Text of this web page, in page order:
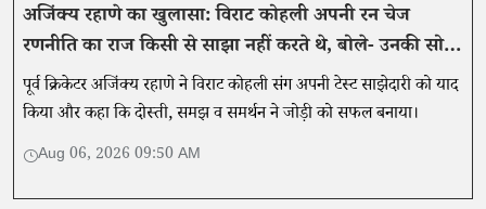
अजिंक्य रहाणे का खुलासा: विराट कोहली अपनी रन चेज
रणनीति का राज किसी से साझा नहीं करते थे, बोले- उनकी सोच
अलग थी
पूर्व क्रिकेटर अजिंक्य रहाणे ने विराट कोहली संग अपनी टेस्ट साझेदारी को याद
किया और कहा कि दोस्ती, समझ व समर्थन ने जोड़ी को सफल बनाया।
Aug 06, 2026 09:50 AM